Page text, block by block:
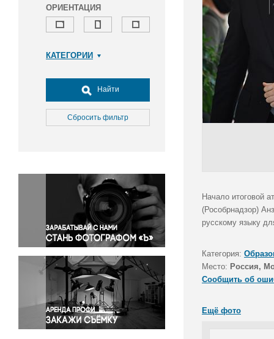
ОРИЕНТАЦИЯ
КАТЕГОРИИ
Досуг, туризм и отдых
Культура
Медицина
Окружающая среда
Политика
Правосудие
Происшествия и конфликты
Религия
Светская жизнь
Спорт
Экология
Экономика и бизнес
Найти
Сбросить фильтр
Начало итоговой
(Рособрнадзор)
русскому языку
Категория:
Место: Россия,
Сообщить об
Ещё фото